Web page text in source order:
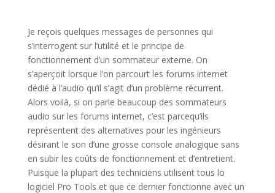
Je reçois quelques messages de personnes qui
s’interrogent sur l’utilité et le principe de
fonctionnement d’un sommateur externe. On
s’aperçoit lorsque l’on parcourt les forums internet
dédié à l’audio qu’il s’agit d’un problème récurrent.
Alors voilà, si on parle beaucoup des sommateurs
audio sur les forums internet, c’est parcequ’ils
représentent des alternatives pour les ingénieurs
désirant le son d’une grosse console analogique sans
en subir les coûts de fonctionnement et d’entretient.
Puisque la plupart des techniciens utilisent tous lo
logiciel Pro Tools et que ce dernier fonctionne avec un